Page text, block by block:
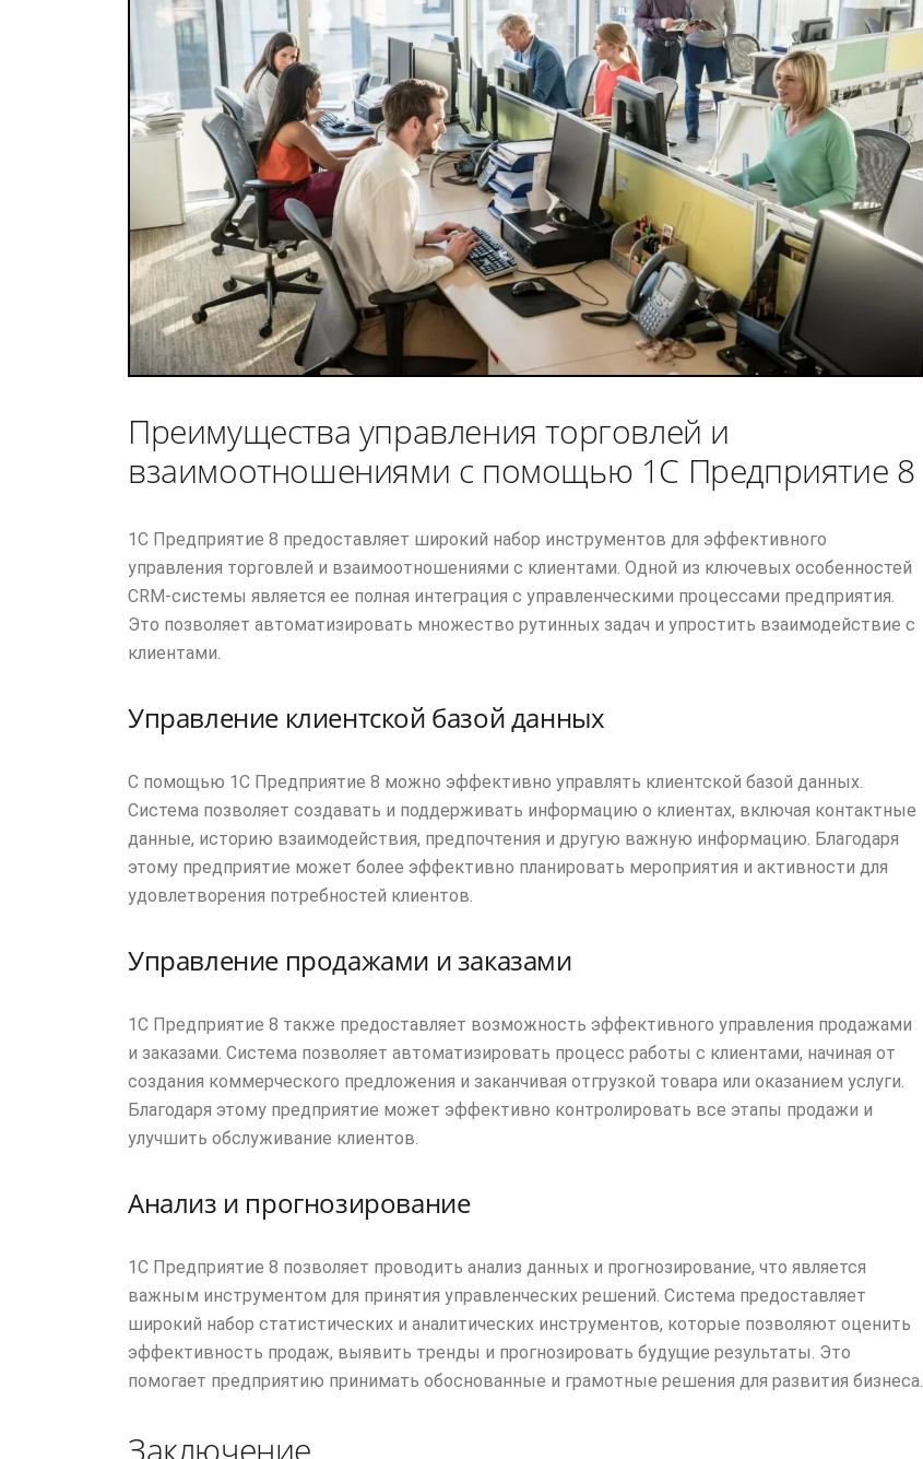
Преимущества управления торговлей и
взаимоотношениями с помощью 1С Предприятие 8
1С Предприятие 8 предоставляет широкий набор инструментов для эффективного
управления торговлей и взаимоотношениями с клиентами. Одной из ключевых особенностей
CRM-системы является ее полная интеграция с управленческими процессами предприятия.
Это позволяет автоматизировать множество рутинных задач и упростить взаимодействие с
клиентами.
Управление клиентской базой данных
С помощью 1С Предприятие 8 можно эффективно управлять клиентской базой данных.
Система позволяет создавать и поддерживать информацию о клиентах, включая контактные
данные, историю взаимодействия, предпочтения и другую важную информацию. Благодаря
этому предприятие может более эффективно планировать мероприятия и активности для
удовлетворения потребностей клиентов.
Управление продажами и заказами
1С Предприятие 8 также предоставляет возможность эффективного управления продажами
и заказами. Система позволяет автоматизировать процесс работы с клиентами, начиная от
создания коммерческого предложения и заканчивая отгрузкой товара или оказанием услуги.
Благодаря этому предприятие может эффективно контролировать все этапы продажи и
улучшить обслуживание клиентов.
Анализ и прогнозирование
1С Предприятие 8 позволяет проводить анализ данных и прогнозирование, что является
важным инструментом для принятия управленческих решений. Система предоставляет
широкий набор статистических и аналитических инструментов, которые позволяют оценить
эффективность продаж, выявить тренды и прогнозировать будущие результаты. Это
помогает предприятию принимать обоснованные и грамотные решения для развития бизнеса.
Заключение